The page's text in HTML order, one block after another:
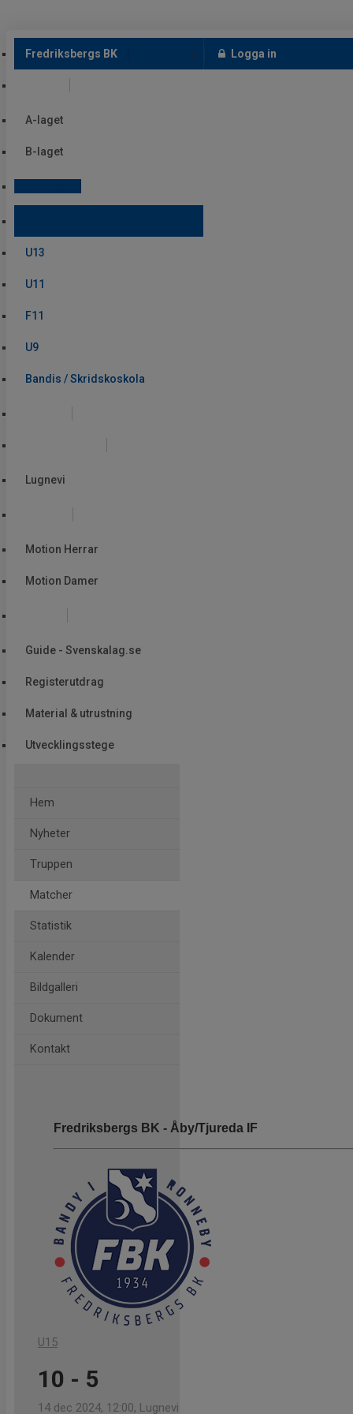
Fredriksbergs BK
A-laget
B-laget
U13
U11
F11
U9
Bandis / Skridskoskola
Lugnevi
Motion Herrar
Motion Damer
Guide - Svenskalag.se
Registerutdrag
Material & utrustning
Utvecklingsstege
Logga in
Hem
Nyheter
Truppen
Matcher
Statistik
Kalender
Bildgalleri
Dokument
Kontakt
Fredriksbergs BK - Åby/Tjureda IF
U15
10 - 5
14 dec 2024, 12:00, Lugnevi